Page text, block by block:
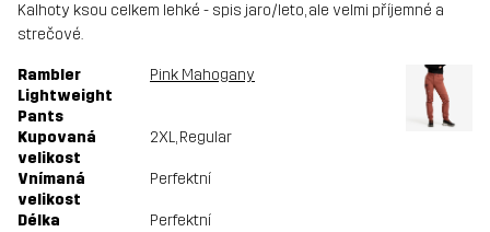
Kalhoty ksou celkem lehké - spis jaro/leto, ale velmi příjemné a
strečové.
Rambler
Lightweight
Pants
Pink Mahogany
Kupovaná
velikost
2XL, Regular
Vnímaná
velikost
Perfektní
Délka Perfektní